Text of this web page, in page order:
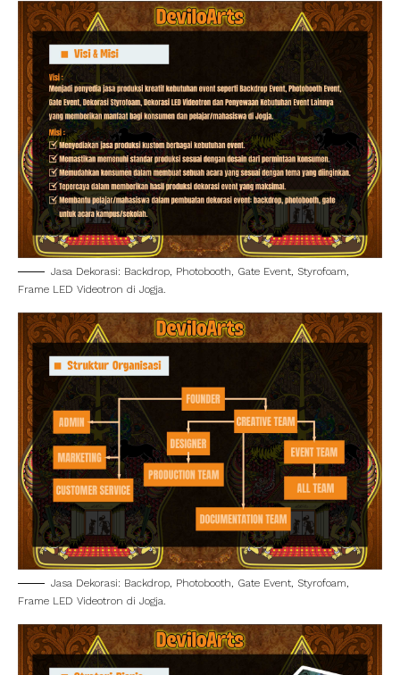
Jasa Dekorasi: Backdrop, Photobooth, Gate Event, Styrofoam,
Frame LED Videotron di Jogja.
Jasa Dekorasi: Backdrop, Photobooth, Gate Event, Styrofoam,
Frame LED Videotron di Jogja.